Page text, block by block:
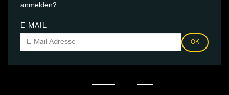
anmelden?
E-MAIL
OK